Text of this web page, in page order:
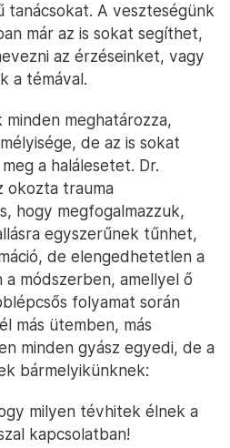
A veszteségünk
már az is sokat segíthet,
az érzéseinket, vagy
a témával.
meghatározza,
de az is sokat
a halálesetet. Dr.
okozta trauma
hogy megfogalmazzuk,
egyszerűnek tűnhet,
de elengedhetetlen a
módszerben, amellyel ő
folyamat során
más ütemben, más
minden gyász egyedi, de a
bármelyikünknek:
milyen tévhitek élnek a
kapcsolatban!